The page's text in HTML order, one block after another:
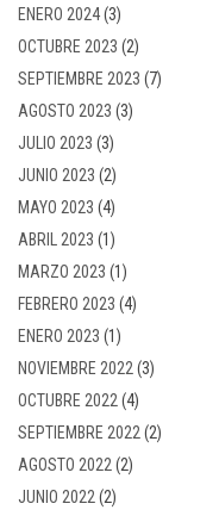
ENERO 2024(3)
OCTUBRE 2023 (2)
SEPTIEMBRE 2023 (7)
AGOSTO 2023 (3)
JULIO 2023 (3)
JUNIO 2023 (2)
MAYO 2023 (4)
ABRIL 2023 (1)
MARZO 2023 (1)
FEBRERO 2023 (4)
ENERO 2023 (1)
NOVIEMBRE 2022 (3)
OCTUBRE 2022 (4)
SEPTIEMBRE 2022 (2)
AGOSTO 2022 (2)
JUNIO 2022 (2)